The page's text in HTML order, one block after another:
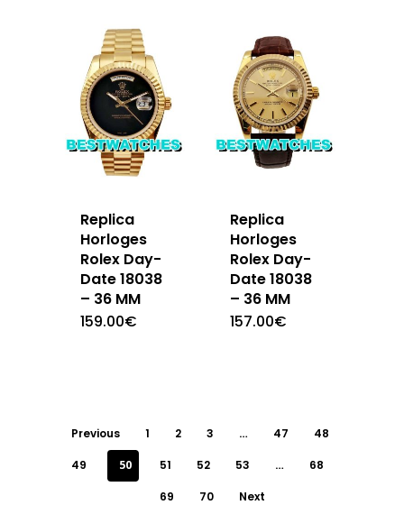
Replica
Horloges
Rolex Day-
Date 18038
– 36 MM
159.00€
Replica
Horloges
Rolex Day-
Date 18038
– 36 MM
157.00€
Previous 1 2 3 … 47 48
49 50 51 52 53 … 68
69 70 Next